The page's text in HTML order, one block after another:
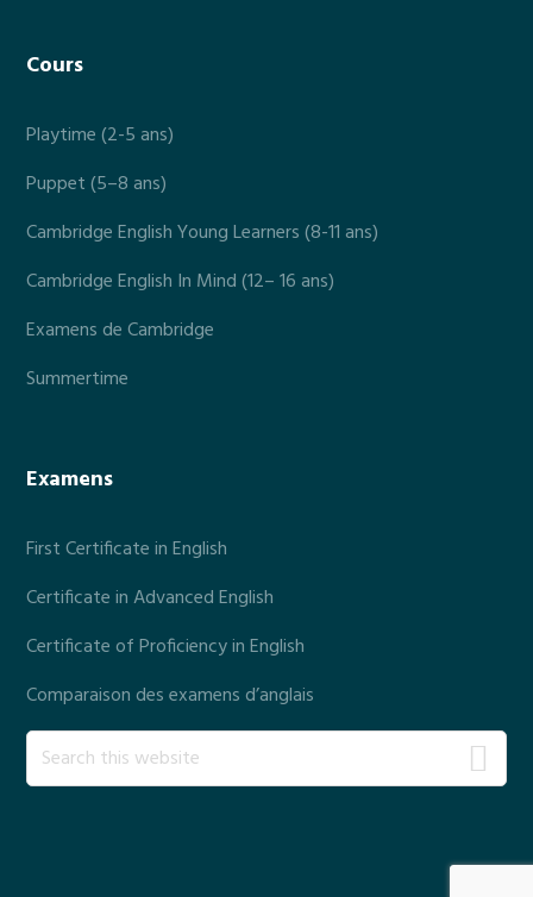
Cours
Playtime (2-5 ans)
Puppet (5–8 ans)
Cambridge English Young Learners (8-11 ans)
Cambridge English In Mind (12– 16 ans)
Examens de Cambridge
Summertime
Examens
First Certificate in English
Certificate in Advanced English
Certificate of Proficiency in English
Comparaison des examens d’anglais
S
e